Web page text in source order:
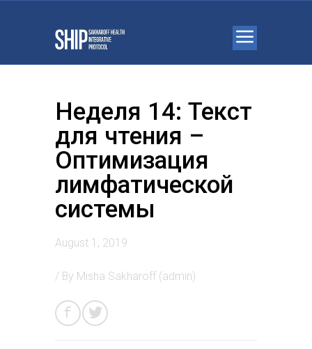
Неделя 14: Текст
для чтения –
Оптимизация
лимфатической
системы
August 1, 2019
/ By Misha Sakharoff (admin)